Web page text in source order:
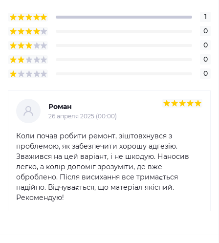
1
0
0
0
0
Роман
26 апреля 2025 (00:00)
Коли почав робити ремонт, зіштовхнувся з
проблемою, як забезпечити хорошу адгезію.
Зважився на цей варіант, і не шкодую. Наносив
легко, а колір допоміг зрозуміти, де вже
оброблено. Після висихання все тримається
надійно. Відчувається, що матеріал якісний.
Рекомендую!